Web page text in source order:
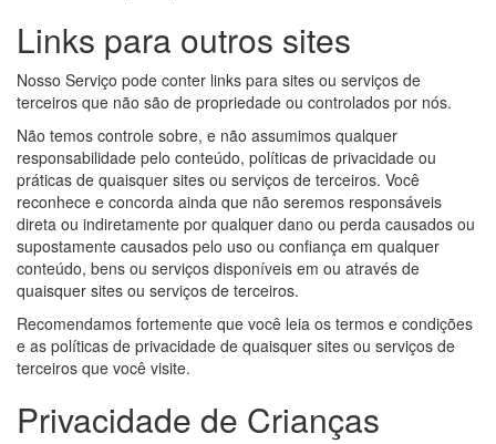
Links para outros sites
Nosso Serviço pode conter links para sites ou serviços de
terceiros que não são de propriedade ou controlados por nós.
Não temos controle sobre, e não assumimos qualquer
responsabilidade pelo conteúdo, políticas de privacidade ou
práticas de quaisquer sites ou serviços de terceiros. Você
reconhece e concorda ainda que não seremos responsáveis
direta ou indiretamente por qualquer dano ou perda causados ou
supostamente causados pelo uso ou confiança em qualquer
conteúdo, bens ou serviços disponíveis em ou através de
quaisquer sites ou serviços de terceiros.
Recomendamos fortemente que você leia os termos e condições
e as políticas de privacidade de quaisquer sites ou serviços de
terceiros que você visite.
Privacidade de Crianças